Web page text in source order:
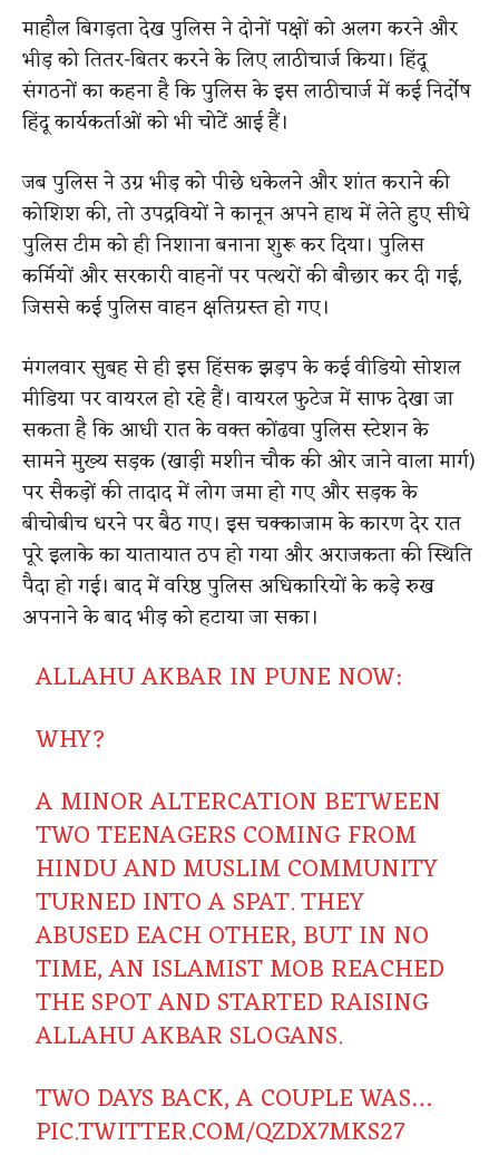
माहौल बिगड़ता देख पुलिस ने दोनों पक्षों को अलग करने और
भीड़ को तितर-बितर करने के लिए लाठीचार्ज किया।हिंदू
संगठनों का कहना है कि पुलिस के इस लाठीचार्ज में कई निर्दोष
हिंदू कार्यकर्ताओं को भी चोटें आई हैं।
जब पुलिस ने उग्र भीड़ को पीछे धकेलने और शांत कराने की
कोशिश की, तो उपद्रवियों ने कानून अपने हाथ में लेते हुए सीधे
पुलिस टीम को ही निशाना बनाना शुरू कर दिया। पुलिस
कर्मियों और सरकारी वाहनों पर पत्थरों की बौछार कर दी गई,
जिससे कई पुलिस वाहन क्षतिग्रस्त हो गए।
मंगलवार सुबह से ही इस हिंसक झड़प के कई वीडियो सोशल
मीडिया पर वायरल हो रहे हैं।वायरल फुटेज में साफ देखा जा
सकता है कि आधी रात के वक्त कोंढवा पुलिस स्टेशन के
सामने मुख्य सड़क (खाड़ी मशीन चौक की ओर जाने वाला मार्ग)
पर सैकड़ों की तादाद में लोग जमा हो गए और सड़क के
बीचोबीच धरने पर बैठ गए।इस चक्काजाम के कारण देर रात
पूरे इलाके का यातायात ठप हो गया और अराजकता की स्थिति
पैदा हो गई। बाद में वरिष्ठ पुलिस अधिकारियों के कड़े रुख
अपनाने के बाद भीड़ को हटाया जा सका।
ALLAHU AKBAR IN PUNE NOW:
WHY?
A MINOR ALTERCATION BETWEEN
TWO TEENAGERS COMING FROM
HINDU AND MUSLIM COMMUNITY
TURNED INTO A SPAT. THEY
ABUSED EACH OTHER, BUT IN NO
TIME, AN ISLAMIST MOB REACHED
THE SPOT AND STARTED RAISING
ALLAHU AKBAR SLOGANS.
TWO DAYS BACK, A COUPLE WAS…
PIC.TWITTER.COM/QZDX7MKS27